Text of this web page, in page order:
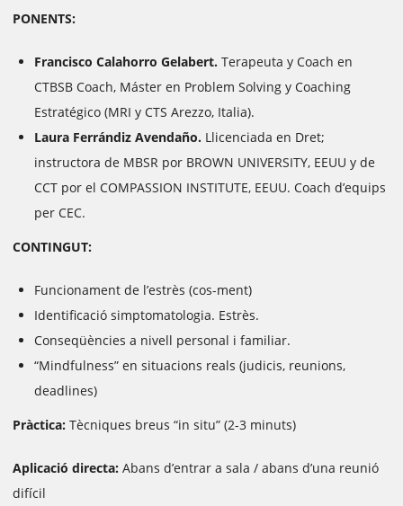
PONENTS:
Francisco Calahorro Gelabert. Terapeuta y Coach en
CTBSB Coach, Máster en Problem Solving y Coaching
Estratégico (MRI y CTS Arezzo, Italia).
Laura Ferrándiz Avendaño. Llicenciada en Dret;
instructora de MBSR por BROWN UNIVERSITY, EEUU y de
CCT por el COMPASSION INSTITUTE, EEUU. Coach d’equips
per CEC.
CONTINGUT:
Funcionament de l’estrès (cos-ment)
Identificació simptomatologia. Estrès.
Conseqüències a nivell personal i familiar.
“Mindfulness” en situacions reals (judicis, reunions,
deadlines)
Pràctica: Tècniques breus “in situ” (2-3 minuts)
Aplicació directa: Abans d’entrar a sala / abans d’una reunió
difícil